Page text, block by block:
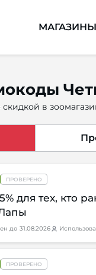
МАГАЗИНЫ
в
ПРОВЕРЕНО
для тех, кто
до 31.08.2026
ПРОВЕРЕНО